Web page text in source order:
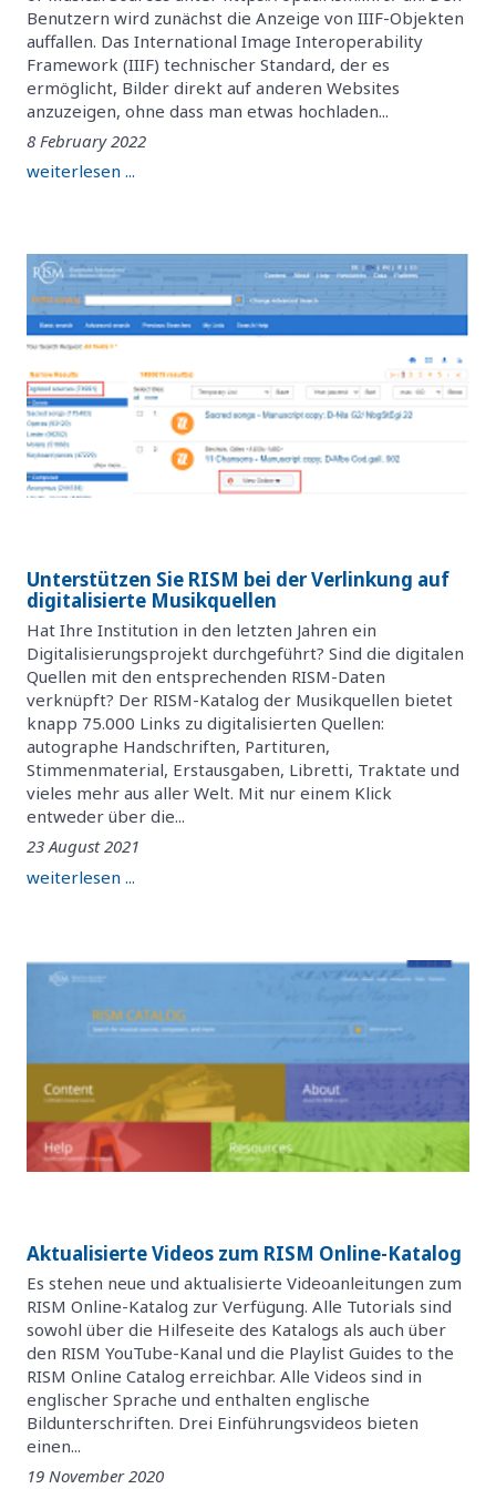
Benutzern wird zunächst die Anzeige von IIIF-Objekten
auffallen. Das International Image Interoperability
Framework (IIIF) technischer Standard, der es
ermöglicht, Bilder direkt auf anderen Websites
anzuzeigen, ohne dass man etwas hochladen...
8 February 2022
weiterlesen ...
Unterstützen Sie RISM bei der Verlinkung auf
digitalisierte Musikquellen
Hat Ihre Institution in den letzten Jahren ein
Digitalisierungsprojekt durchgeführt? Sind die digitalen
Quellen mit den entsprechenden RISM-Daten
verknüpft? Der RISM-Katalog der Musikquellen bietet
knapp 75.000 Links zu digitalisierten Quellen:
autographe Handschriften, Partituren,
Stimmenmaterial, Erstausgaben, Libretti, Traktate und
vieles mehr aus aller Welt. Mit nur einem Klick
entweder über die...
23 August 2021
weiterlesen ...
Aktualisierte Videos zum RISM Online-Katalog
Es stehen neue und aktualisierte Videoanleitungen zum
RISM Online-Katalog zur Verfügung. Alle Tutorials sind
sowohl über die Hilfeseite des Katalogs als auch über
den RISM YouTube-Kanal und die Playlist Guides to the
RISM Online Catalog erreichbar. Alle Videos sind in
englischer Sprache und enthalten englische
Bildunterschriften. Drei Einführungsvideos bieten
einen...
19 November 2020